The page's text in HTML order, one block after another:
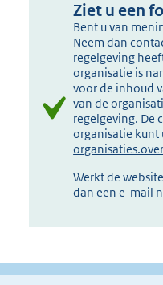
Ziet u een
Bent u van
Neem dan
regelgeving
organisatie is
voor de inhoud
van de
regelgeving. De
organisatie kunt
Werkt de
dan een e-mail